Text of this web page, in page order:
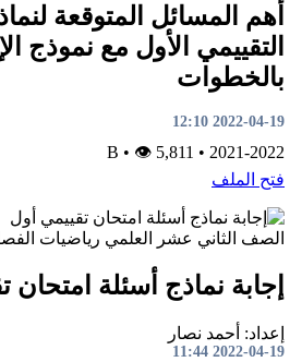
أهم المسائل المتوقعة
التقييمي الأول مع نموذج
بالخطوات
2022-04-19 12:10
2021-2022
•
B
•👁 5,811
فتح الملف
الصف الثاني عشر العلمي رياضيات الفصل
إجابة نماذج أسئلة امتحان
إعداد: أحمد نصار
2022-04-19 11:44